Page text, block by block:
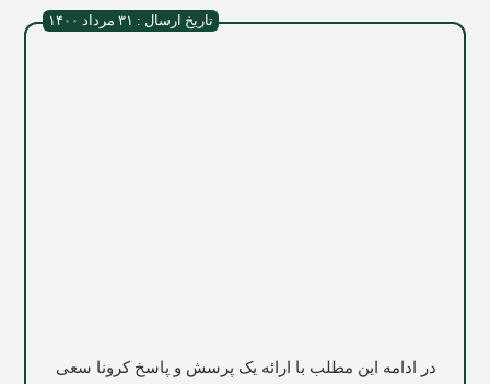
تاریخ ارسال : ۳۱ مرداد ۱۴۰۰
در ادامه این مطلب با ارائه یک پرسش و پاسخ کرونا سعی